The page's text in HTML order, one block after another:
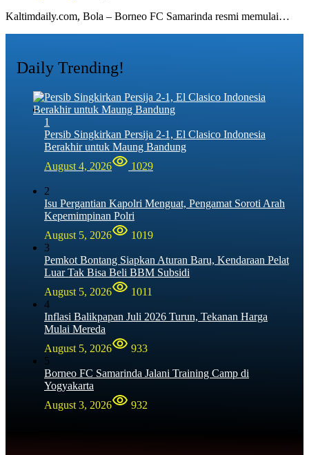
Kaltimdaily.com, Bola – Borneo FC Samarinda resmi memulai…
Daily Trending!
1
Persib Singkirkan Persija 2-1, El Clasico Indonesia
Berakhir untuk Maung Bandung
August 4, 2026
1029
2
Isu Pergantian Kapolri Menguat, Pengamat Soroti Arah
Kepemimpinan Polri
August 5, 2026
1019
3
Pemkot Bontang Siapkan Aturan Baru, Kendaraan Pelat
Luar Tak Bisa Beli BBM Subsidi
August 5, 2026
1011
4
Inflasi Balikpapan Juli 2026 Turun, Tekanan Harga
Mulai Mereda
August 5, 2026
933
5
Borneo FC Samarinda Jalani Training Camp di
Yogyakarta
August 3, 2026
932